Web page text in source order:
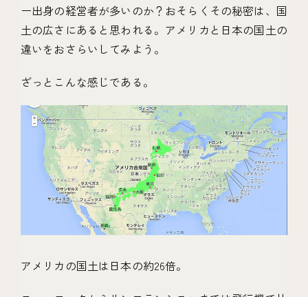
ー出身の経営者が多いのか？おそらくその秘密は、国
土の広さにあると思われる。アメリカと日本の国土の
違いをおさらいしてみよう。
ざっとこんな感じである。
アメリカの国土は日本の約26倍。